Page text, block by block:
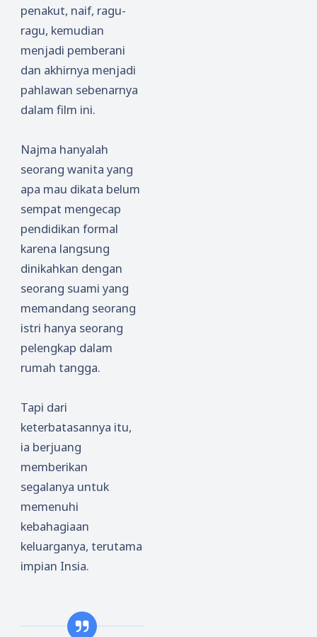
penakut, naif, ragu-
ragu, kemudian
menjadi pemberani
dan akhirnya menjadi
pahlawan sebenarnya
dalam film ini.
Najma hanyalah
seorang wanita yang
apa mau dikata belum
sempat mengecap
pendidikan formal
karena langsung
dinikahkan dengan
seorang suami yang
memandang seorang
istri hanya seorang
pelengkap dalam
rumah tangga.
Tapi dari
keterbatasannya itu,
ia berjuang
memberikan
segalanya untuk
memenuhi
kebahagiaan
keluarganya, terutama
impian Insia.